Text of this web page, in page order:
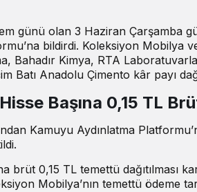
günü olan 3 Haziran Çarşamba
bildirdi. Koleksiyon Mobilya
Bahadır Kimya, RTA
Batı Anadolu Çimento kâr payı
Başına 0,15 TL
Kamuyu Aydınlatma
brüt 0,15 TL temettü dağıtılması
Mobilya’nın temettü ödeme